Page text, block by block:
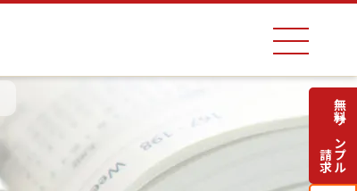
無料サンプル
請求